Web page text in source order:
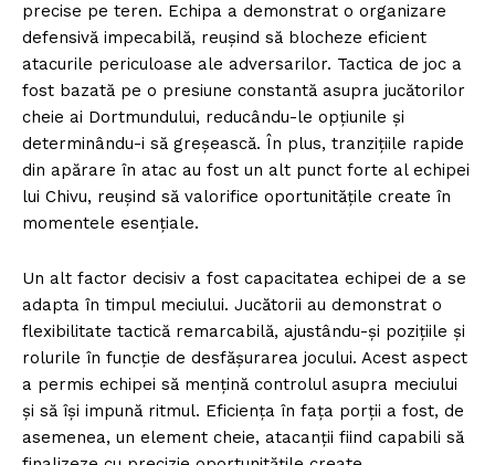
precise pe teren. Echipa a demonstrat o organizare
defensivă impecabilă, reușind să blocheze eficient
atacurile periculoase ale adversarilor. Tactica de joc a
fost bazată pe o presiune constantă asupra jucătorilor
cheie ai Dortmundului, reducându-le opțiunile și
determinându-i să greșească. În plus, tranzițiile rapide
din apărare în atac au fost un alt punct forte al echipei
lui Chivu, reușind să valorifice oportunitățile create în
momentele esențiale.
Un alt factor decisiv a fost capacitatea echipei de a se
adapta în timpul meciului. Jucătorii au demonstrat o
flexibilitate tactică remarcabilă, ajustându-și pozițiile și
rolurile în funcție de desfășurarea jocului. Acest aspect
a permis echipei să mențină controlul asupra meciului
și să își impună ritmul. Eficiența în fața porții a fost, de
asemenea, un element cheie, atacanții fiind capabili să